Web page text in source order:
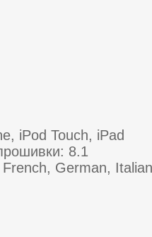
iPod Touch, iPad
8.1
German,